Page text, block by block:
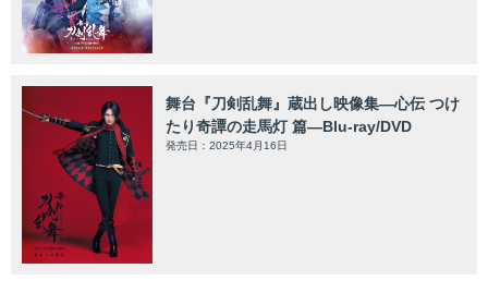
舞台『刀剣乱舞』蔵出し映像集—心伝 つけ
たり奇譚の走馬灯 篇—Blu-ray/DVD
発売日：2025年4月16日